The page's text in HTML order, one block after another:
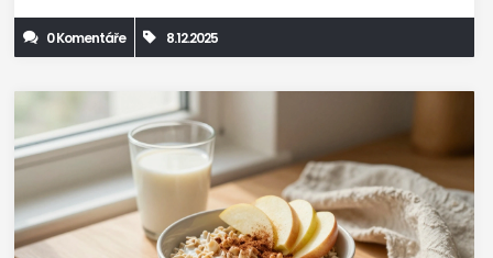
0 Komentáře 8.12.2025